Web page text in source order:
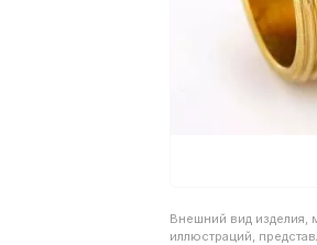
Внешний вид изделия,
иллюстраций,